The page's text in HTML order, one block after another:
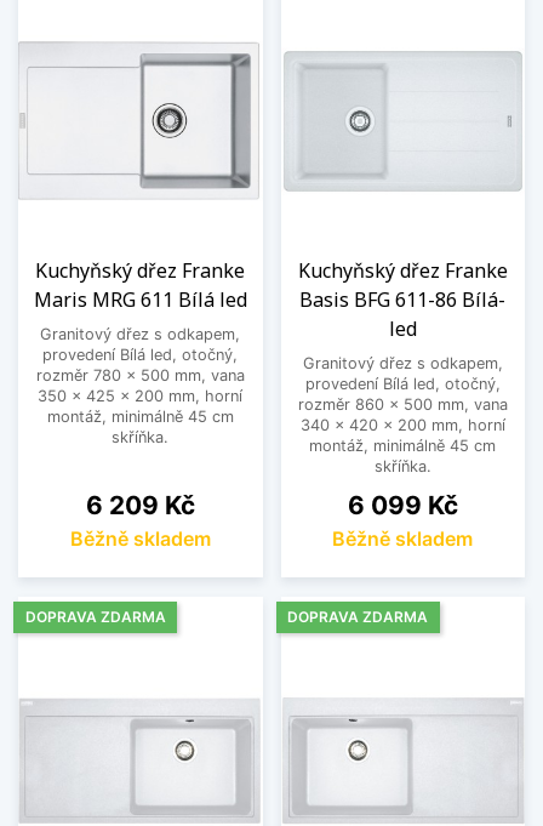
Kuchyňský dřez Franke
Maris MRG 611 Bílá led
Granitový dřez s odkapem,
provedení Bílá led, otočný,
rozměr 780 x 500 mm, vana
350 x 425 x 200 mm, horní
montáž, minimálně 45 cm
skříňka.
Cena
6 209 Kč
Běžně skladem
Kuchyňský dřez Franke
Basis BFG 611-86 Bílá-
led
Granitový dřez s odkapem,
provedení Bílá led, otočný,
rozměr 860 x 500 mm, vana
340 x 420 x 200 mm, horní
montáž, minimálně 45 cm
skříňka.
Cena
6 099 Kč
Běžně skladem
DOPRAVA ZDARMA DOPRAVA ZDARMA